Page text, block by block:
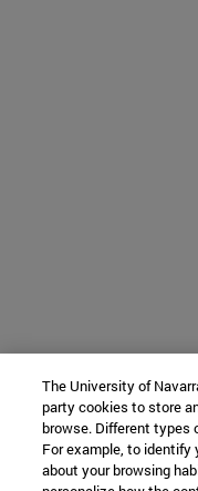
The University of
party cookies to store
browse. Different types
For example, to identify
about your browsing